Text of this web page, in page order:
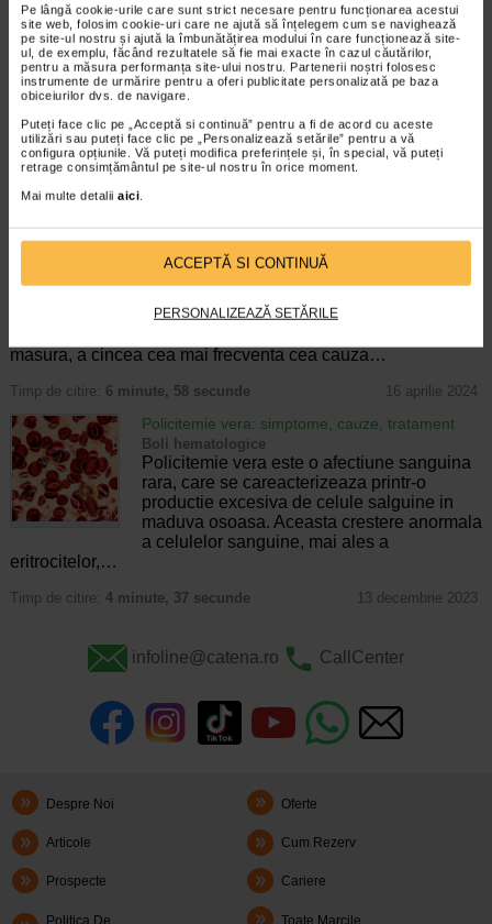
Pe lângă cookie-urile care sunt strict necesare pentru funcționarea acestui
site web, folosim cookie-uri care ne ajută să înțelegem cum se navighează
pe site-ul nostru și ajută la îmbunătățirea modului în care funcționează site-
ul, de exemplu, făcând rezultatele să fie mai exacte în cazul căutărilor,
pentru a măsura performanța site-ului nostru. Partenerii noștri folosesc
instrumente de urmărire pentru a oferi publicitate personalizată pe baza
obiceiurilor dvs. de navigare.
Puteți face clic pe „Acceptă si continuă” pentru a fi de acord cu aceste
utilizări sau puteți face clic pe „Personalizează setările” pentru a vă
configura opțiunile. Vă puteți modifica preferințele și, în special, vă puteți
retrage consimțământul pe site-ul nostru în orice moment.
Mai multe detalii aici.
ACCEPTĂ SI CONTINUĂ
PERSONALIZEAZĂ SETĂRILE
Mielom multiplu (Boala Kahler) –simptome,
tratament, sanse de supravietuire
Boli hematologice
Mielomul multiplu este o forma de cancer al
maduvei osoase, caracterizat prin
proliferarea necontrolata a plasmocitelor
(un tip de globule albe) care produc
imunoglobuline monoclonale (proteine M). Aceste…
diagnostic si preventie
Boli ginecologice
diagnosticate specific cu patologii tumorale
masura, a cincea cea mai frecventa cea cauza…
Timp de citire: 6 minute, 58 secunde 16 aprilie 2024
Policitemie vera: simptome, cauze, tratament
Boli hematologice
Policitemie vera este o afectiune sanguina
rara, care se careacterizeaza printr-o
productie excesiva de celule salguine in
maduva osoasa. Aceasta crestere anormala
a celulelor sanguine, mai ales a
eritrocitelor,…
Timp de citire: 4 minute, 37 secunde 13 decembrie 2023
infoline@catena.ro CallCenter
Despre Noi Oferte
Articole Cum Rezerv
Prospecte Cariere
Politica De Toate Marcile